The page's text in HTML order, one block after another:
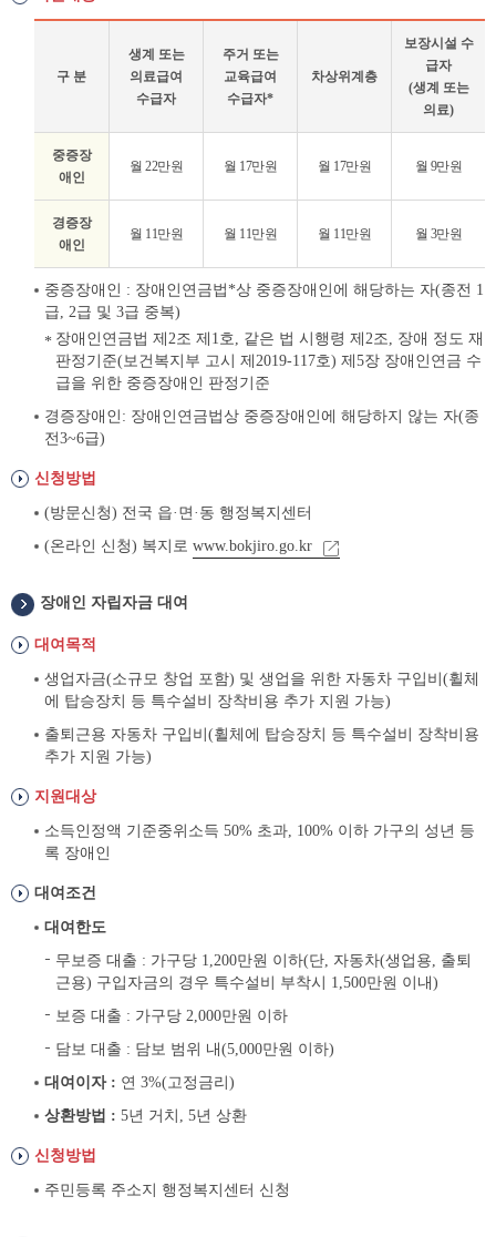
당
지
원
내
구 분
생계 또는
의료급여
수급자
주거 또는
교육급여
수급자*
차상위계층
보장시설 수
급자
(생계 또는
의료)
중증장
애인
월 22만원 월 17만원 월 17만원 월 9만원
경증장
애인
월 11만원 월 11만원 월 11만원 월 3만원
중증장애인 : 장애인연금법*상 중증장애인에 해당하는 자(종전 1
급, 2급 및 3급 중복)
장애인연금법 제2조 제1호, 같은 법 시행령 제2조, 장애 정도 재
판정기준(보건복지부 고시 제2019-117호) 제5장 장애인연금 수
급을 위한 중증장애인 판정기준
경증장애인: 장애인연금법상 중증장애인에 해당하지 않는 자(종
전3~6급)
신청방법
(방문신청) 전국 읍·면·동 행정복지센터
(온라인 신청) 복지로 www.bokjiro.go.kr
장애인 자립자금 대여
대여목적
생업자금(소규모 창업 포함) 및 생업을 위한 자동차 구입비(휠체
에 탑승장치 등 특수설비 장착비용 추가 지원 가능)
출퇴근용 자동차 구입비(휠체에 탑승장치 등 특수설비 장착비용
추가 지원 가능)
지원대상
소득인정액 기준중위소득 50% 초과, 100% 이하 가구의 성년 등
록 장애인
대여조건
대여한도
무보증 대출 : 가구당 1,200만원 이하(단, 자동차(생업용, 출퇴
근용) 구입자금의 경우 특수설비 부착시 1,500만원 이내)
보증 대출 : 가구당 2,000만원 이하
담보 대출 : 담보 범위 내(5,000만원 이하)
대여이자 : 연 3%(고정금리)
상환방법 : 5년 거치, 5년 상환
신청방법
주민등록 주소지 행정복지센터 신청